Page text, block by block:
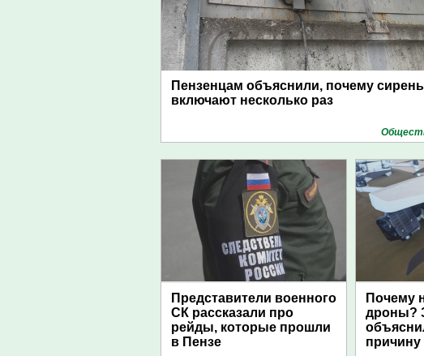
Пензенцам объяснили, почему
включают несколько раз
Представители военного
СК рассказали про
рейды, которые прошли
в Пензе
Почему
дроны?
причину